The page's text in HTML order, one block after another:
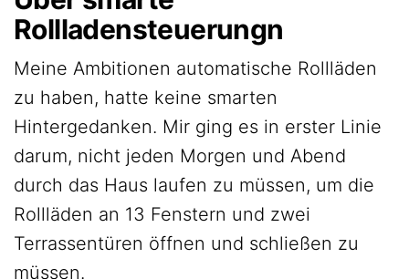
Rollladensteuerungn
Meine Ambitionen automatische Rollläden
zu haben, hatte keine smarten
Hintergedanken. Mir ging es in erster Linie
darum, nicht jeden Morgen und Abend
durch das Haus laufen zu müssen, um die
Rollläden an 13 Fenstern und zwei
Terrassentüren öffnen und schließen zu
müssen.